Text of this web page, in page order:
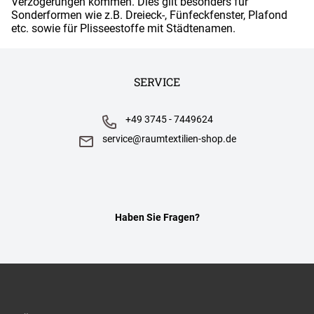
Sonderformen wie z.B. Dreieck-, Fünfeckfenster, Plafond
etc. sowie für Plisseestoffe mit Städtenamen.
SERVICE
Haben Sie Fragen?
+49 3745 - 7449624
service@raumtextilien-shop.de